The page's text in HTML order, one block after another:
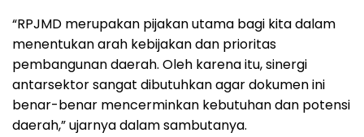
“RPJMD merupakan pijakan utama bagi kita dalam
menentukan arah kebijakan dan prioritas
pembangunan daerah. Oleh karena itu, sinergi
antarsektor sangat dibutuhkan agar dokumen ini
benar-benar mencerminkan kebutuhan dan potensi
daerah,” ujarnya dalam sambutanya.